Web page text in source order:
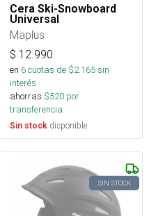
Cera Ski-Snowboard
Universal
Maplus
$ 12.990
en 6cuotas de $2.165sin
interés
ahorras $520 por
transferencia.
Sin stock disponible
SIN STOCK